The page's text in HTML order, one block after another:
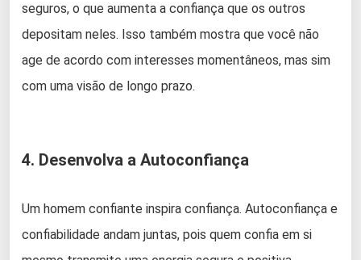
seguros, o que aumenta a confiança que os outros
depositam neles. Isso também mostra que você não
age de acordo com interesses momentâneos, mas sim
com uma visão de longo prazo.
4. Desenvolva a Autoconfiança
Um homem confiante inspira confiança. Autoconfiança e
confiabilidade andam juntas, pois quem confia em si